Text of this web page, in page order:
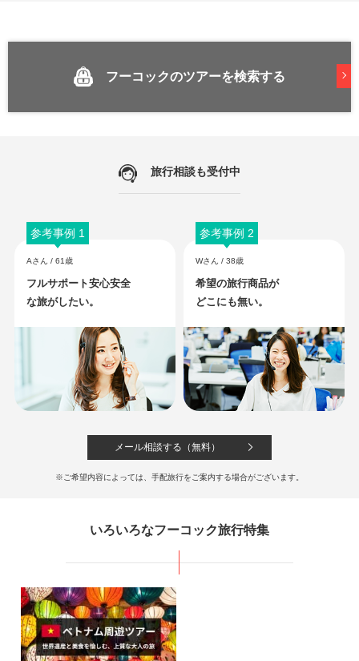
【ホスピタリティに定評のあり
◎】
コスパ抜群ビーチリゾート『デュシットプリンセス』宿泊！客室数が少ないこじん
まりとしたリゾートなので静かにのんびり滞在できます！
成田発5日間 107,800 311,800円
【◆世界的高級ブランドホテルに
滞在◆】
JWマリオット（エメラルドルーム）泊＜空港送迎付き＞
197,800円～632,800円
【＜クラブラウンジアクセス付き
＞インターコンチネンタル泊】
アフタヌーンティーやイブニングカクテルなど特典盛りだくさん！
成田発 5日間 194,800円～476,800
フーコックのツアーを検索する
旅行相談も受付中
参考事例 1
Aさん / 61歳
フルサポート安心安全
な旅がしたい。
参考事例 2
Wさん / 38歳
希望の旅行商品が
どこにも無い。
メール相談する（無料）
※ご希望内容によっては、手配旅行をご案内する場合がございます。
いろいろなフーコック旅行特集